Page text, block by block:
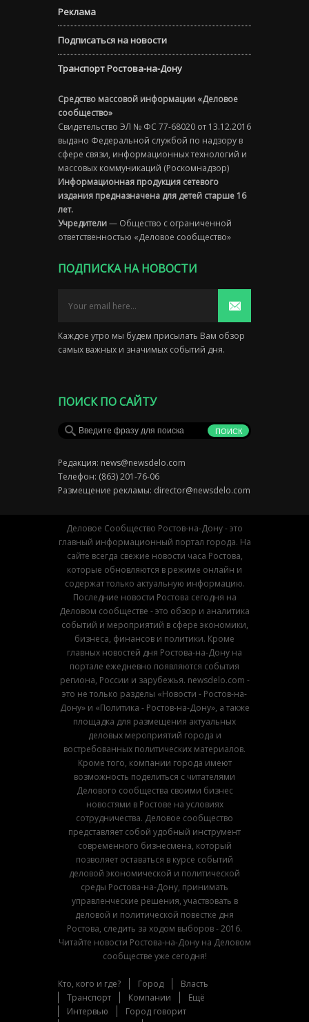
Реклама
Подписаться на новости
Транспорт Ростова-на-Дону
Средство массовой информации «Деловое
сообщество»
Свидетельство ЭЛ № ФС 77-68020 от 13.12.2016
выдано Федеральной службой по надзору в
сфере связи, информационных технологий и
массовых коммуникаций (Роскомнадзор)
Информационная продукция сетевого
издания предназначена для детей старше 16
лет.
Учредители— Общество с ограниченной
ответственностью «Деловое сообщество»
ПОДПИСКА НА НОВОСТИ
Каждое утро мы будем присылать Вам обзор
самых важных и значимых событий дня.
ПОИСК ПО САЙТУ
Редакция: news@newsdelo.com
Телефон: (863) 201-76-06
Размещение рекламы: director@newsdelo.com
Деловое Сообщество Ростов-на-Дону - это
главный информационный портал города. На
сайте всегда свежие новости часа Ростова,
которые обновляются в режиме онлайн и
содержат только актуальную информацию.
Последние новости Ростова сегодня на
Деловом сообществе - это обзор и аналитика
событий и мероприятий в сфере экономики,
бизнеса, финансов и политики. Кроме
главных новостей дня Ростова-на-Дону на
портале ежедневно появляются события
региона, России и зарубежья. newsdelo.com -
это не только разделы «Новости - Ростов-на-
Дону» и «Политика - Ростов-на-Дону», а также
площадка для размещения актуальных
деловых мероприятий города и
востребованных политических материалов.
Кроме того, компании города имеют
возможность поделиться с читателями
Делового сообщества своими бизнес
новостями в Ростове на условиях
сотрудничества. Деловое сообщество
представляет собой удобный инструмент
современного бизнесмена, который
позволяет оставаться в курсе событий
деловой экономической и политической
среды Ростова-на-Дону, принимать
управленческие решения, участвовать в
деловой и политической повестке дня
Ростова, следить за ходом выборов - 2016.
Читайте новости Ростова-на-Дону на Деловом
сообществе уже сегодня!
Кто, кого и где? Город
Власть
Транспорт
Компании
Ещё
Интервью
Город говорит